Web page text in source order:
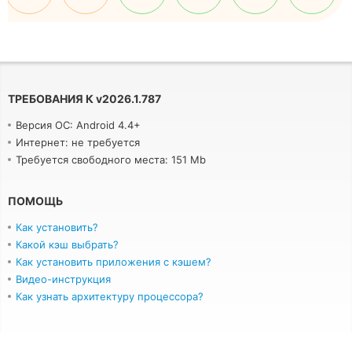
ТРЕБОВАНИЯ К v2026.1.787
Версия ОС: Android 4.4+
Интернет: не требуется
Требуется свободного места: 151 Mb
ПОМОЩЬ
Как установить?
Какой кэш выбрать?
Как установить приложения с кэшем?
Видео-инструкция
Как узнать архитектуру процессора?